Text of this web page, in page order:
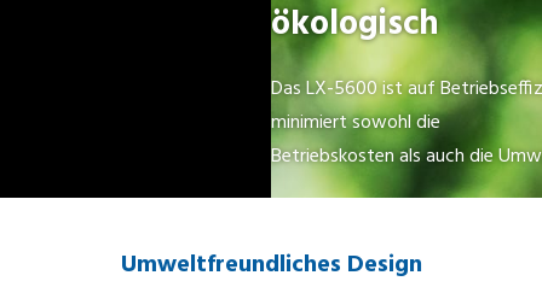
ökologisch
Das LX-5600 ist auf
minimiert sowohl die
Betriebskosten als auch die
Umweltfreundliches Design